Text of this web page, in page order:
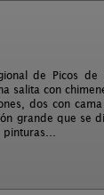
de Picos
salita con
dos con
grande que se